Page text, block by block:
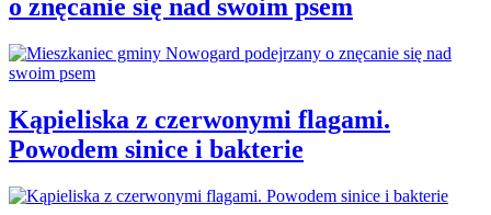
o znęcanie się nad swoim psem
Kąpieliska z czerwonymi flagami.
Powodem sinice i bakterie